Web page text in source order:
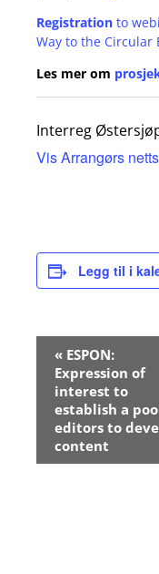
Registration to
Way to the Circular
Les mer om
Interreg
Vis Arrangørs
Legg til i
Kalender
navigasjon
« ESPON:
Expression of
interest to
establish a
editors to
content